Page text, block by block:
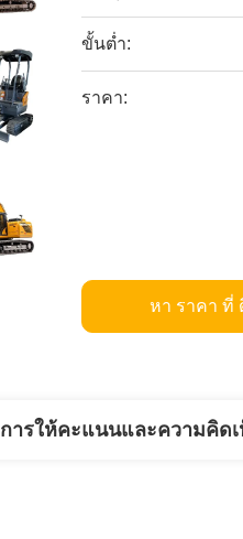
ขั้นต่ำ:
ราคา:
หา ราคา ที่
การให้คะแนนและความคิด